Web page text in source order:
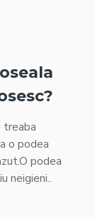
treaba
o podea
podea
neigieni..